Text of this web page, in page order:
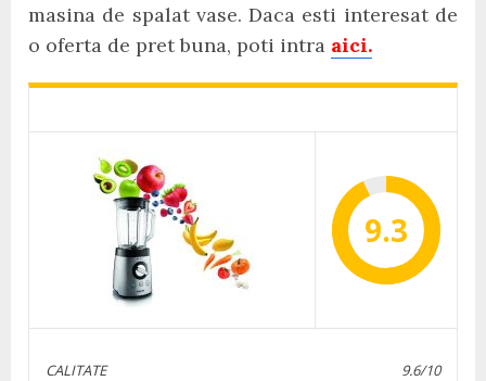
masina de spalat vase. Daca esti interesat de
o oferta de pret buna, poti intra aici.
9.3
CALITATE 9.6/10